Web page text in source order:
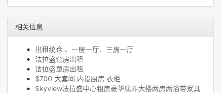
相关信息
出租统仓 、一房一厅、三房一厅
法拉盛套房出租
法拉盛單房出租
$700 大套间 内设厨房 衣柜
Skyview法拉盛中心租房豪华康斗大楼两房两浴带家具